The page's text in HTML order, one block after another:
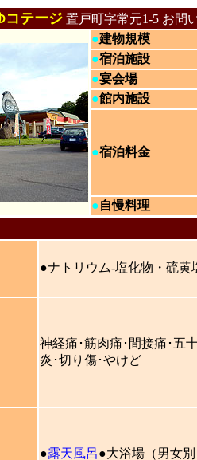
コテージ 置戸町字常元1-5 お問
●建物規模
●宿泊施設
●宴会場
●館内施設
●宿泊料金
●自慢料理
●ナトリウム-塩化物・硫黄
神経痛･筋肉痛･間接痛･五
炎･切り傷･やけど
●露天風呂●大浴場（男女